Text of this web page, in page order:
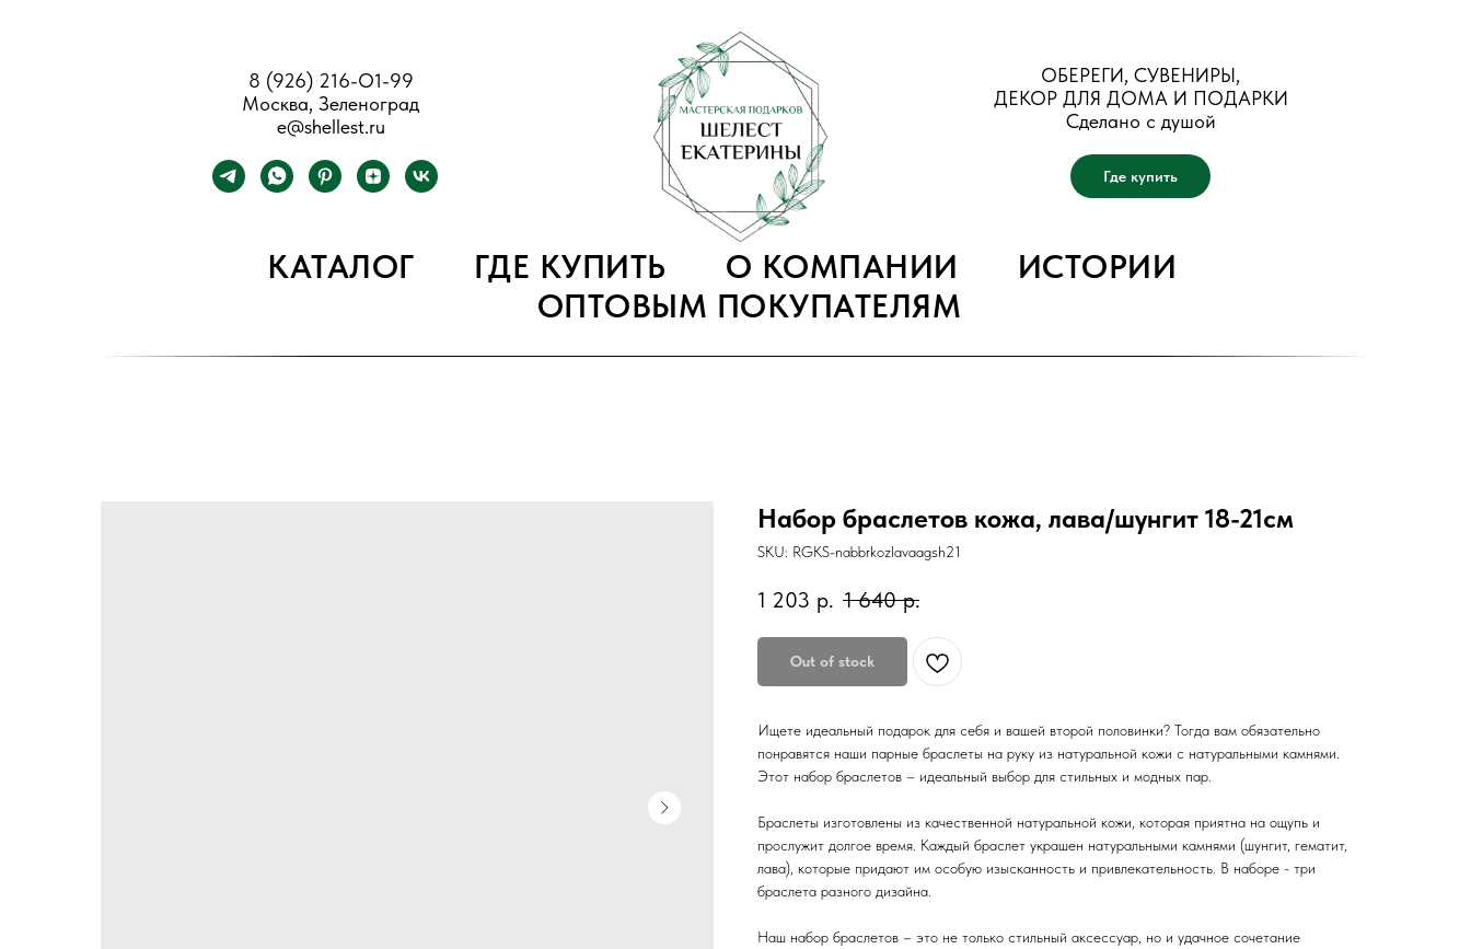
8 (926) 216-О1-99
Москва, Зеленоград
e@shellest.ru
ОБЕРЕГИ, СУВЕНИРЫ,
ДЕКОР ДЛЯ ДОМА И ПОДАРКИ
Сделано с душой
Где купить
КАТАЛОГ ГДЕ КУПИТЬ О КОМПАНИИ
ИСТОРИИ
ОПТОВЫМ ПОКУПАТЕЛЯМ
Набор браслетов кожа, лава/шунгит 18-21см
SKU: RGKS-nabbrkozlavaagsh21
1 203 р. 1 640 р.
Out of stock
Ищете идеальный подарок для себя и вашей второй половинки? Тогда вам обязательно
понравятся наши парные браслеты на руку из натуральной кожи с натуральными камнями.
Этот набор браслетов – идеальный выбор для стильных и модных пар.
Браслеты изготовлены из качественной натуральной кожи, которая приятна на ощупь и
прослужит долгое время. Каждый браслет украшен натуральными камнями (шунгит, гематит,
лава), которые придают им особую изысканность и привлекательность. В наборе - три
браслета разного дизайна.
Наш набор браслетов – это не только стильный аксессуар, но и удачное сочетание